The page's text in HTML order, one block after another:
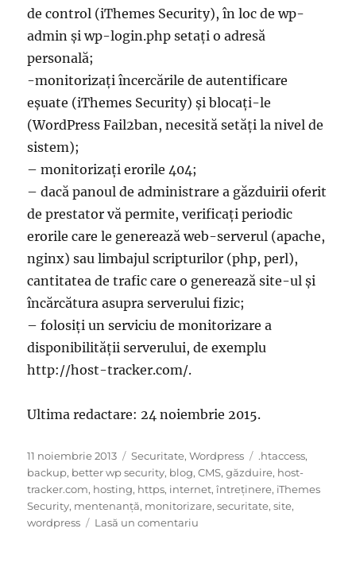
de control (iThemes Security), în loc de wp-
admin și wp-login.php setați o adresă
personală;
-monitorizați încercările de autentificare
eșuate (iThemes Security) și blocați-le
(WordPress Fail2ban, necesită setăți la nivel de
sistem);
– monitorizați erorile 404;
– dacă panoul de administrare a găzduirii oferit
de prestator vă permite, verificați periodic
erorile care le generează web-serverul (apache,
nginx) sau limbajul scripturilor (php, perl),
cantitatea de trafic care o generează site-ul și
încărcătura asupra serverului fizic;
– folosiți un serviciu de monitorizare a
disponibilității serverului, de exemplu
http://host-tracker.com/.
Ultima redactare: 24 noiembrie 2015.
Publicat
pe
11 noiembrie 2013 Categorii
Securitate,Wordpress Etichete
.htaccess,
backup, better wp security, blog,CMS,găzduire, host-
tracker.com, hosting, https, internet,întreținere, iThemes
Security, mentenanță, monitorizare,securitate,site,
wordpress
Lasă un comentariu